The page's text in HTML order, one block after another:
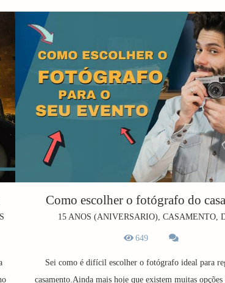
Como escolher o fotógrafo do
15 ANOS (ANIVERSARIO), CASAMENTO,
649
Sei como é difícil escolher o fotógrafo ideal para
casamento.Ainda mais hoje que existem muitas opções